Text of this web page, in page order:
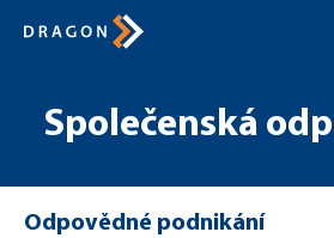
Společenská
Odpovědné podnikání